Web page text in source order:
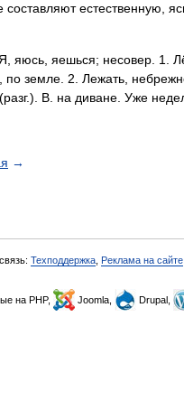
естественную,
яешься; несовер. 1.
по земле. 2. Лежать,
В. на диване. Уже
→
Техподдержка Реклама на сайте
на PHP, Joomla, Drupal,